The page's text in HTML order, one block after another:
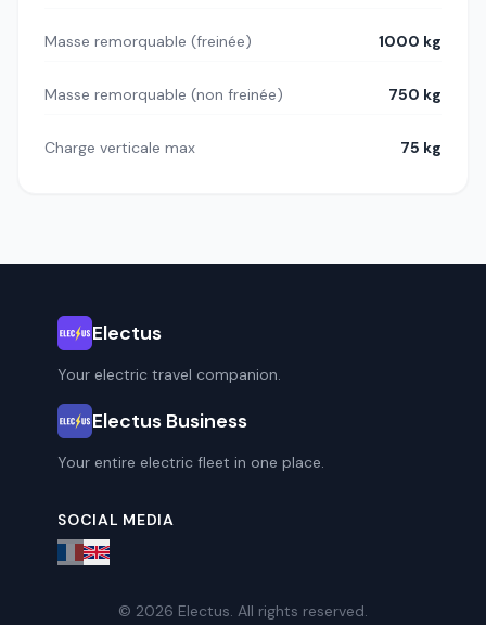
Masse remorquable (freinée) 1000 kg
Masse remorquable (non freinée) 750 kg
Charge verticale max 75 kg
Electus
Your electric travel companion.
Electus Business
Your entire electric fleet in one place.
SOCIAL MEDIA
© 2026 Electus. All rights reserved.